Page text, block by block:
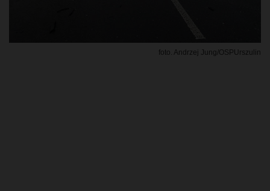
foto. Andrzej Jung/OSPUrszulin